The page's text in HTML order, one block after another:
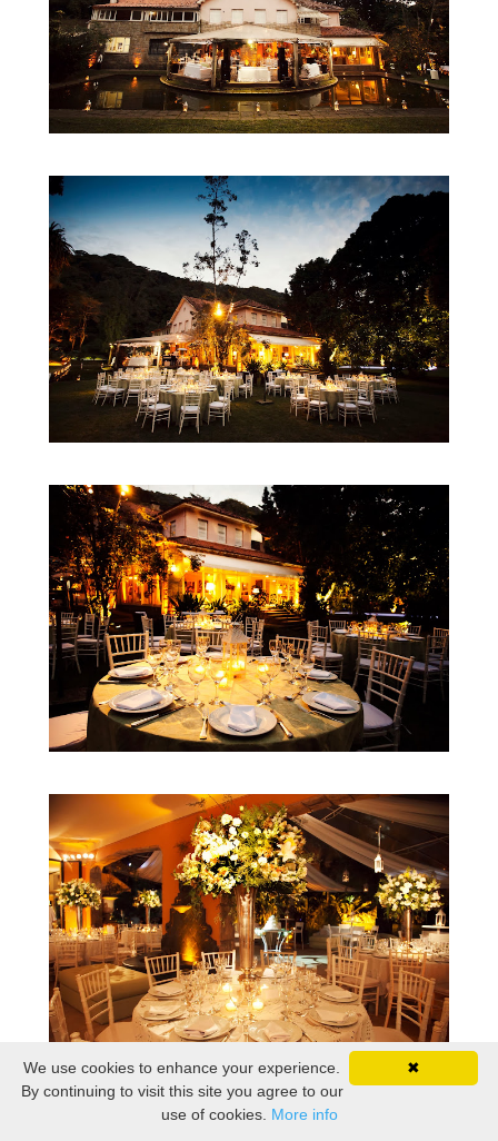
✖
We use cookies to enhance your experience.
By continuing to visit this site you agree to our
use of cookies. More info